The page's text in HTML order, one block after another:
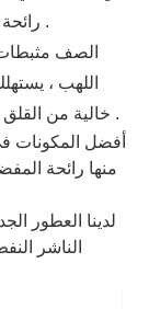
رائحة المكونات هي مزيج مثالي من السلامة والكفاءة .
خالية من القلق ، مما يسمح لك للحفاظ على الفضاء رائحة جيدة .
أفضل المكونات
منها رائحة
لدينا العطور
الناشر